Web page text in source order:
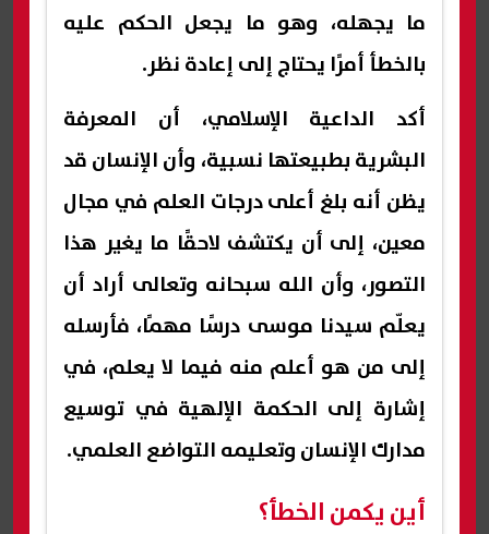
ما يجهله، وهو ما يجعل الحكم عليه
بالخطأ أمرًا يحتاج إلى إعادة نظر.
أكد الداعية الإسلامي، أن المعرفة
البشرية بطبيعتها نسبية، وأن الإنسان قد
يظن أنه بلغ أعلى درجات العلم في مجال
معين، إلى أن يكتشف لاحقًا ما يغير هذا
التصور، وأن الله سبحانه وتعالى أراد أن
يعلّم سيدنا موسى درسًا مهمًا، فأرسله
إلى من هو أعلم منه فيما لا يعلم، في
إشارة إلى الحكمة الإلهية في توسيع
مدارك الإنسان وتعليمه التواضع العلمي.
أين يكمن الخطأ؟